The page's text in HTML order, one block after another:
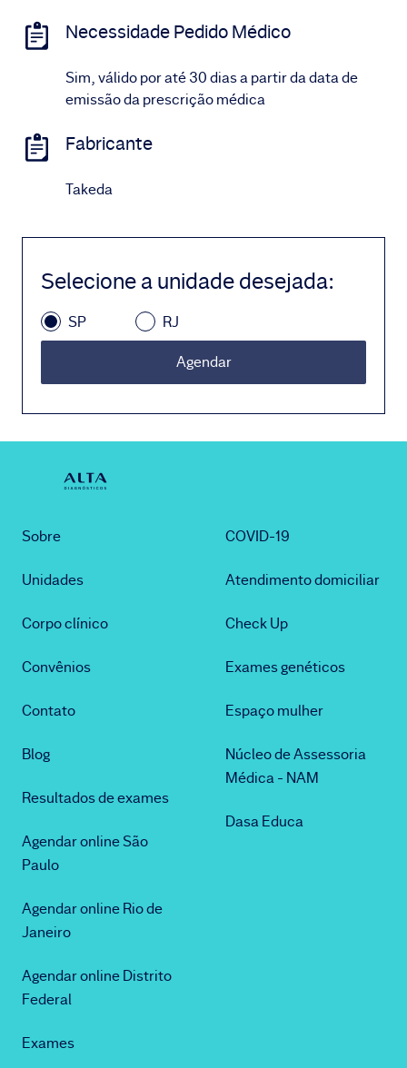
Necessidade Pedido Médico
Sim, válido por até 30 dias a partir da data de
emissão da prescrição médica
Fabricante
Takeda
Selecione a unidade desejada:
SP RJ
Agendar
Sobre
Unidades
Corpo clínico
Convênios
Contato
Blog
Resultados de exames
Agendar online São
Paulo
Agendar online Rio de
Janeiro
Agendar online Distrito
Federal
Exames
COVID-19
Atendimento domiciliar
Check Up
Exames genéticos
Espaço mulher
Núcleo de Assessoria
Médica - NAM
Dasa Educa